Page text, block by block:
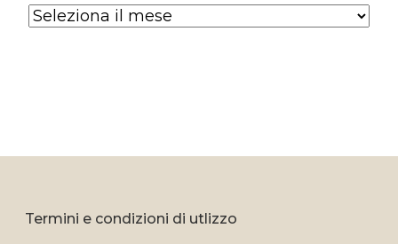
Archives
Termini e condizioni di utlizzo